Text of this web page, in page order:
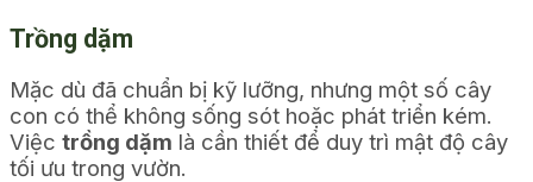
Trồng dặm
Mặc dù đã chuẩn bị kỹ lưỡng, nhưng một số cây
con có thể không sống sót hoặc phát triển kém.
Việc trồng dặm là cần thiết để duy trì mật độ cây
tối ưu trong vườn.